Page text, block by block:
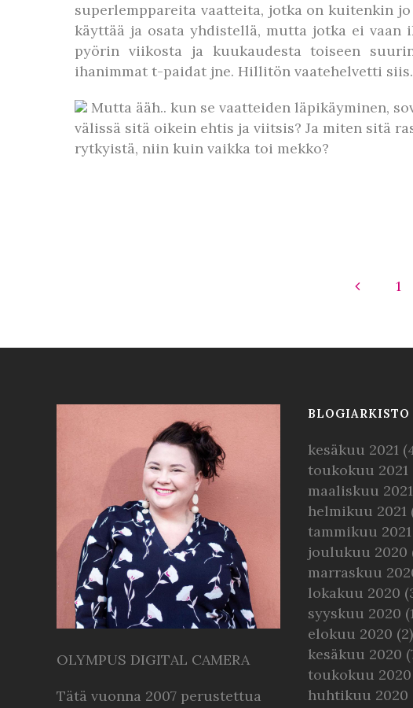
superlemppareita vaatteita, jotka on kuitenkin
käyttää ja osata yhdistellä, mutta jotka ei vaan
pyörin viikosta ja kuukaudesta toiseen
ihanimmat t-paidat jne. Hillitön vaatehelvetti
Mutta ääh.. kun se vaatteiden läpikäyminen,
välissä sitä oikein ehtis ja viitsis? Ja miten sitä
rytkyistä, niin kuin vaikka toi mekko?
1
OLYMPUS DIGITAL CAMERA
Tätä vuonna 2007 perustettua
BLOGIARKISTO
kesäkuu 2021
toukokuu 2021
maaliskuu 2021
helmikuu 2021
tammikuu 2021
joulukuu 2020
marraskuu
lokakuu 2020
syyskuu 2020
elokuu 2020 (2)
kesäkuu 2020
toukokuu 2020
huhtikuu 2020